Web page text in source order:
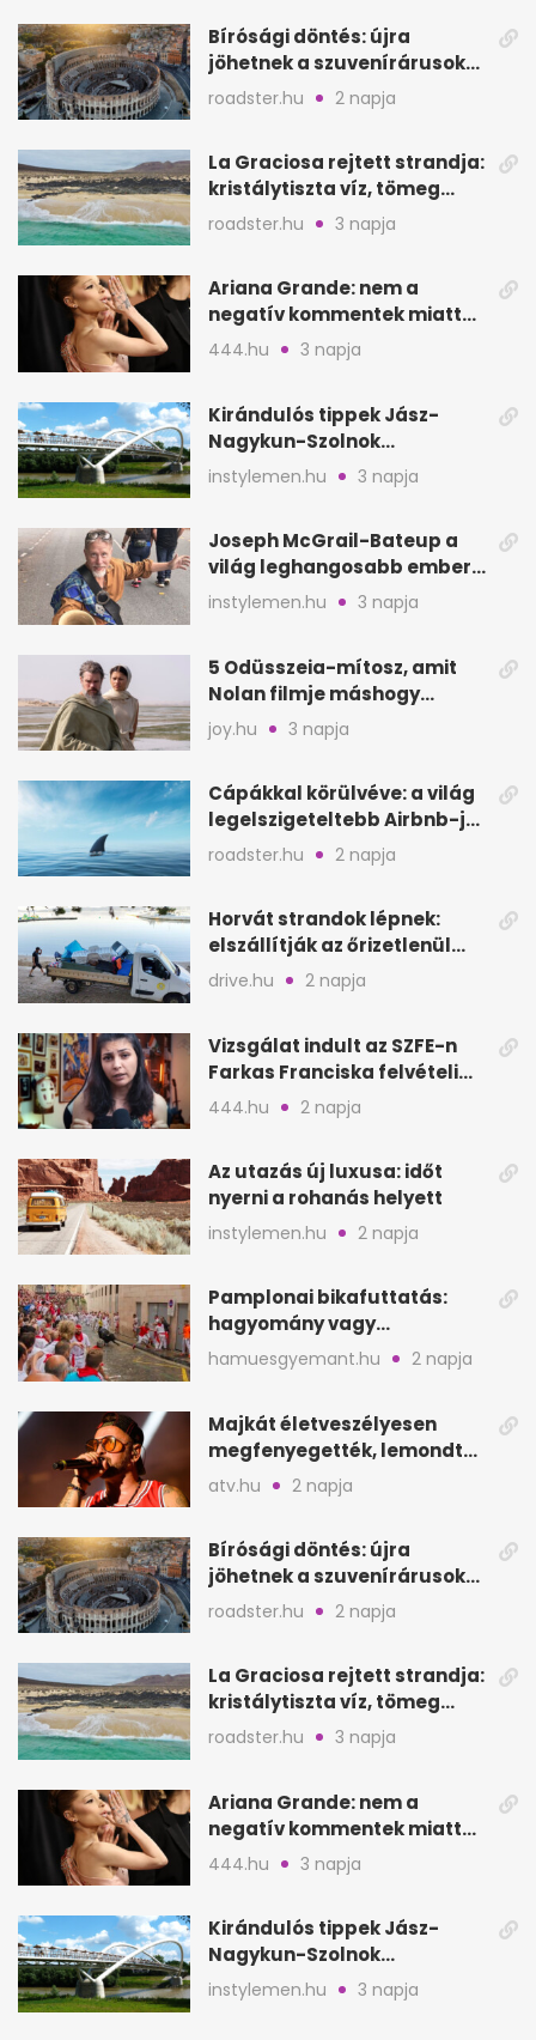
Bírósági döntés: újra
jöhetnek a szuvenírárusok
Európa ikonikus helyére
roadster.hu 2 napja
La Graciosa rejtett strandja:
kristálytiszta víz, tömeg
nélkül
roadster.hu 3 napja
Ariana Grande: nem a
negatív kommentek miatt
vonul vissza
444.hu 3 napja
Kirándulós tippek Jász-
Nagykun-Szolnok
megyében: 6 kihagyhatatlan
hely
instylemen.hu 3 napja
Joseph McGrail-Bateup a
világ leghangosabb embere
lett Ausztráliából
instylemen.hu 3 napja
5 Odüsszeia-mítosz, amit
Nolan filmje máshogy
mutat, mint Homérosz
joy.hu 3 napja
Cápákkal körülvéve: a világ
legelszigeteltebb Airbnb-je
a nyílt tengeren
roadster.hu 2 napja
Horvát strandok lépnek:
elszállítják az őrizetlenül
hagyott törölközőket
drive.hu 2 napja
Vizsgálat indult az SZFE-n
Farkas Franciska felvételi
videója után
444.hu 2 napja
Az utazás új luxusa: időt
nyerni a rohanás helyett
instylemen.hu 2 napja
Pamplonai bikafuttatás:
hagyomány vagy
értelmetlen vérontás?
hamuesgyemant.hu 2 napja
Majkát életveszélyesen
megfenyegették, lemondta
a sepsiszentgyörgyi
atv.hu 2 napja
Bírósági döntés: újra
jöhetnek a szuvenírárusok
Európa ikonikus helyére
roadster.hu 2 napja
La Graciosa rejtett strandja:
kristálytiszta víz, tömeg
nélkül
roadster.hu 3 napja
Ariana Grande: nem a
negatív kommentek miatt
vonul vissza
444.hu 3 napja
Kirándulós tippek Jász-
Nagykun-Szolnok
megyében: 6 kihagyhatatlan
hely
instylemen.hu 3 napja